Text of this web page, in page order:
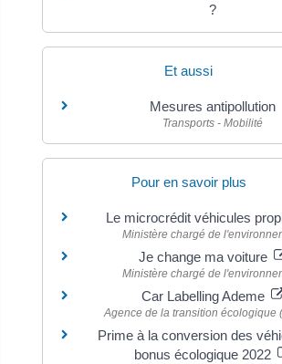
?
Et aussi
Mesures antipollution
Transports - Mobilité
Pour en savoir plus
Le microcrédit véhicules
Ministère chargé de
Je change ma voiture
Ministère chargé de
Car Labelling Ademe
Agence de la transition écologique
Prime à la conversion des
bonus écologique 2022